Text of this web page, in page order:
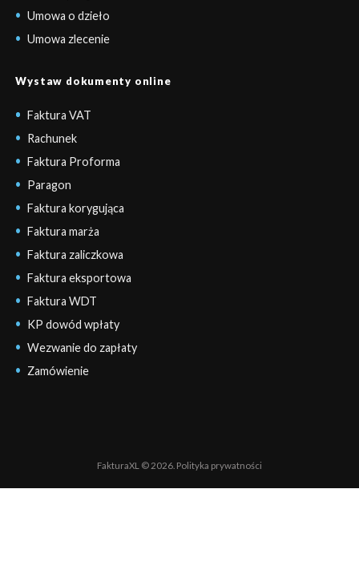
Umowa o dzieło
Umowa zlecenie
Wystaw dokumenty online
Faktura VAT
Rachunek
Faktura Proforma
Paragon
Faktura korygująca
Faktura marża
Faktura zaliczkowa
Faktura eksportowa
Faktura WDT
KP dowód wpłaty
Wezwanie do zapłaty
Zamówienie
FakturaXL © 2026. Polityka prywatności